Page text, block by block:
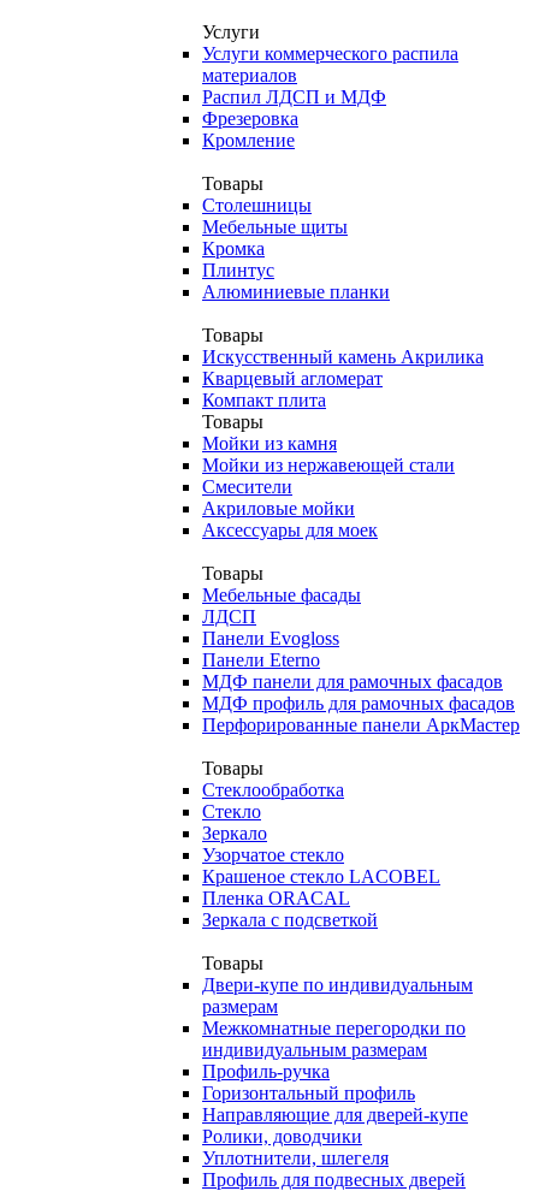
Услуги
Услуги коммерческого распила
материалов
Распил ЛДСП и МДФ
Фрезеровка
Кромление
Товары
Столешницы
Мебельные щиты
Кромка
Плинтус
Алюминиевые планки
Товары
Искусственный камень Акрилика
Кварцевый агломерат
Компакт плита
Товары
Мойки из камня
Мойки из нержавеющей стали
Смесители
Акриловые мойки
Аксессуары для моек
Товары
Мебельные фасады
ЛДСП
Панели Evogloss
Панели Eterno
МДФ панели для рамочных фасадов
МДФ профиль для рамочных фасадов
Перфорированные панели АркМастер
Товары
Стеклообработка
Стекло
Зеркало
Узорчатое стекло
Крашеное стекло LACOBEL
Пленка ORACAL
Зеркала с подсветкой
Товары
Двери-купе по индивидуальным
размерам
Межкомнатные перегородки по
индивидуальным размерам
Профиль-ручка
Горизонтальный профиль
Направляющие для дверей-купе
Ролики, доводчики
Уплотнители, шлегеля
Профиль для подвесных дверей